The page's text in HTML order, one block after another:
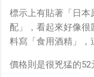
標示上有貼著「日本
配」，看起來好像
料寫「食用酒精」，
價格則是很兇猛的52